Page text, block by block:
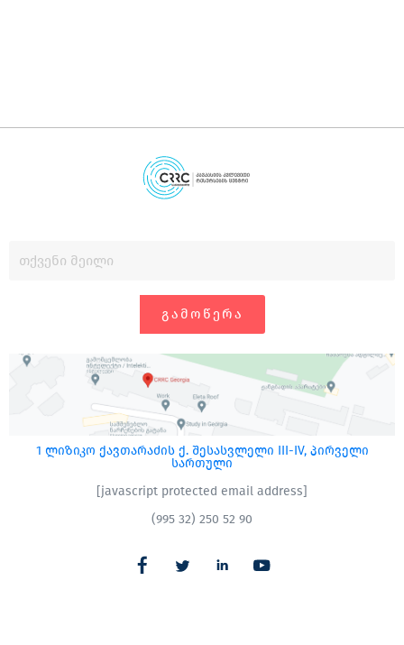
ᲒᲐᲛᲝᲬᲔᲠᲐ
1 ლიზიკო ქავთარაძის ქ. შესასვლელი III-IV, პირველი
სართული
[javascript protected email address]
(995 32) 250 52 90